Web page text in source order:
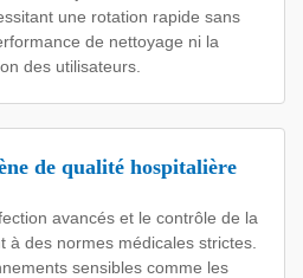
une rotation rapide sans
de nettoyage ni la
des utilisateurs.
de qualité hospitalière
avancés et le contrôle de la
à des normes médicales strictes.
sensibles comme les